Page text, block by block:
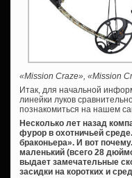
«Mission Craze», «Mission
Итак, для начальной
линейки луков
познакомиться на нашем
Несколько лет назад
фурор в охотничьей
браконьера». И вот
маленький (всего 28
выдает замечательные
засидки на коротких и